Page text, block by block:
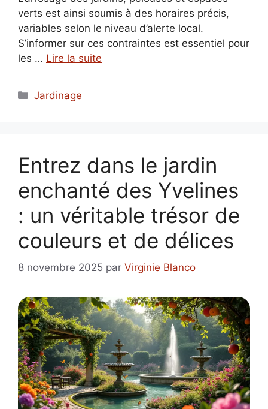
verts est ainsi soumis à des horaires précis,
variables selon le niveau d’alerte local.
S’informer sur ces contraintes est essentiel pour
les … Lire la suite
Catégories
Jardinage
Entrez dans le jardin
enchanté des Yvelines
: un véritable trésor de
couleurs et de délices
8 novembre 2025 par Virginie Blanco